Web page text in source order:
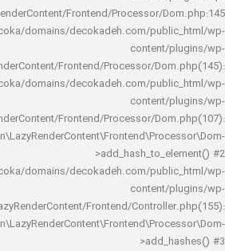
LazyRenderContent/Frontend/Processor/
/home/decoka/domains/decokadeh.com/
LazyRenderContent/Frontend/Processor/
home/decoka/domains/decokadeh.com/
LazyRenderContent/Frontend/Processor/
/home/decoka/domains/decokadeh.com/
LazyRenderContent/Frontend/